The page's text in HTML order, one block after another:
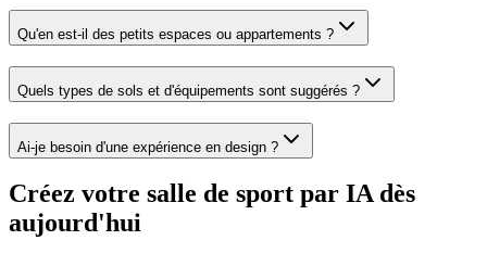
Qu'en est-il des petits espaces ou appartements ?
Quels types de sols et d'équipements sont suggérés ?
Ai-je besoin d'une expérience en design ?
Créez votre salle de sport par IA dès
aujourd'hui